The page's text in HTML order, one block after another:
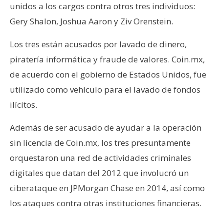
R
c
u
r
s
o
o
n
t
a
t
unidos a los cargos contra otros tres individuos:
Gery Shalon, Joshua Aaron y Ziv Orenstein.
Los tres están acusados por lavado de dinero,
piratería informática y fraude de valores. Coin.mx,
de acuerdo con el gobierno de Estados Unidos, fue
utilizado como vehículo para el lavado de fondos
ilícitos.
Además de ser acusado de ayudar a la operación
sin licencia de Coin.mx, los tres presuntamente
orquestaron una red de actividades criminales
digitales que datan del 2012 que involucró un
ciberataque en JPMorgan Chase en 2014, así como
los ataques contra otras instituciones financieras.